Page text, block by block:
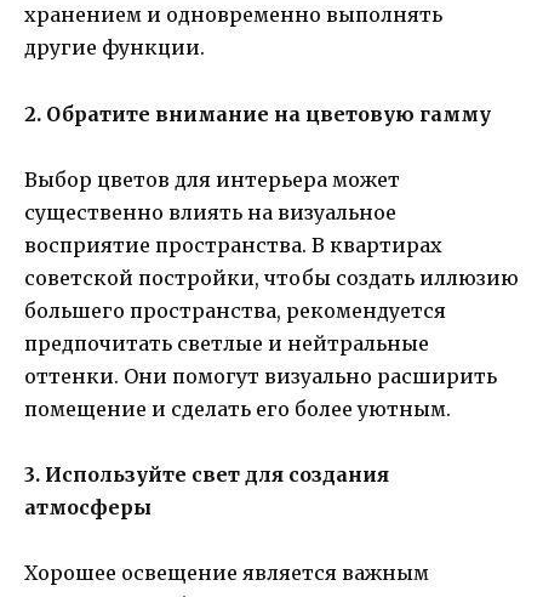
хранением и одновременно выполнять
другие функции.
2. Обратите внимание на цветовую гамму
Выбор цветов для интерьера может
существенно влиять на визуальное
восприятие пространства. В квартирах
советской постройки, чтобы создать иллюзию
большего пространства, рекомендуется
предпочитать светлые и нейтральные
оттенки. Они помогут визуально расширить
помещение и сделать его более уютным.
3. Используйте свет для создания
атмосферы
Хорошее освещение является важным